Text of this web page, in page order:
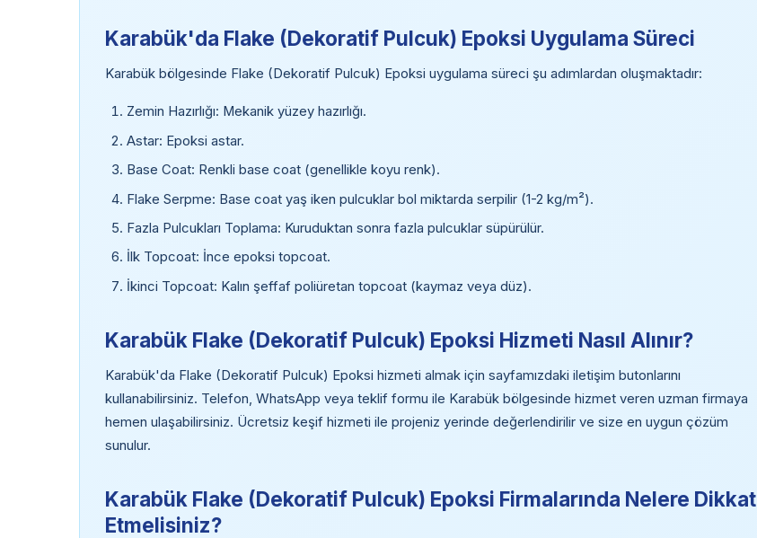
Karabük'da Flake (Dekoratif Pulcuk) Epoksi Uygulama Süreci
Karabük bölgesinde Flake (Dekoratif Pulcuk) Epoksi uygulama süreci şu adımlardan oluşmaktadır:
Zemin Hazırlığı: Mekanik yüzey hazırlığı.
Astar: Epoksi astar.
Base Coat: Renkli base coat (genellikle koyu renk).
Flake Serpme: Base coat yaş iken pulcuklar bol miktarda serpilir (1-2 kg/m²).
Fazla Pulcukları Toplama: Kuruduktan sonra fazla pulcuklar süpürülür.
İlk Topcoat: İnce epoksi topcoat.
İkinci Topcoat: Kalın şeffaf poliüretan topcoat (kaymaz veya düz).
Karabük Flake (Dekoratif Pulcuk) Epoksi Hizmeti Nasıl Alınır?
Karabük'da Flake (Dekoratif Pulcuk) Epoksi hizmeti almak için sayfamızdaki iletişim butonlarını
kullanabilirsiniz. Telefon, WhatsApp veya teklif formu ile Karabük bölgesinde hizmet veren uzman firmaya
hemen ulaşabilirsiniz. Ücretsiz keşif hizmeti ile projeniz yerinde değerlendirilir ve size en uygun çözüm
sunulur.
Karabük Flake (Dekoratif Pulcuk) Epoksi Firmalarında Nelere Dikkat
Etmelisiniz?